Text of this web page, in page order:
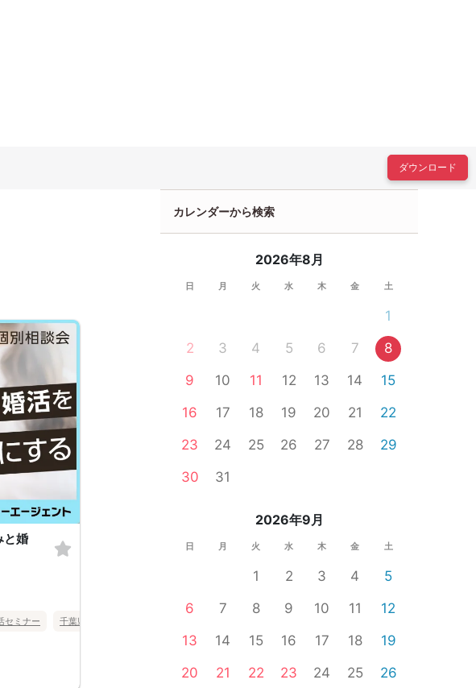
ダウンロード
と婚
セミナー 千葉県
カレンダーから検索
2026年8月
日 月 火 水 木 金 土
1
2
3 4 5 6 7
8
9
10 11 12 13 14
15
16
17 18 19 20 21
22
23
24 25 26 27 28
29
30
31
2026年9月
日 月 火 水 木 金 土
1 2 3 4
5
6
7 8 9 10 11
12
13
14 15 16 17 18
19
20
21 22 23 24 25
26